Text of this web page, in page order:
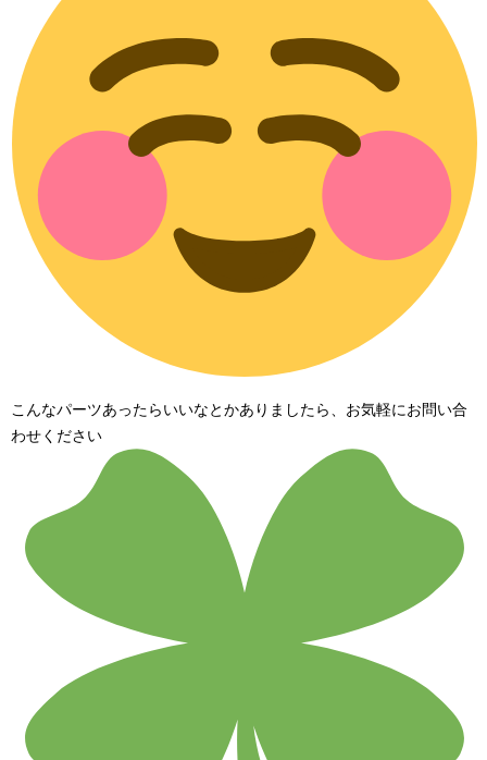
こんなパーツあったらいいなとかありましたら、お気軽にお問い合
わせください